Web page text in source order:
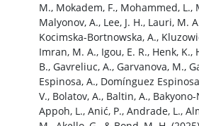
M., Mokadem, F., Mohammed, L.,
Malyonov, A., Lee, J. H., Lauri, M.
Kocimska-Bortnowska, A.,
Imran, M. A., Igou, E. R., Henk, K.,
B., Gavreliuc, A., Garvanova, M.,
Espinosa, A., Domínguez
V., Bolatov, A., Baltin, A.,
Appoh, L., Anić, P., Andrade, L.,